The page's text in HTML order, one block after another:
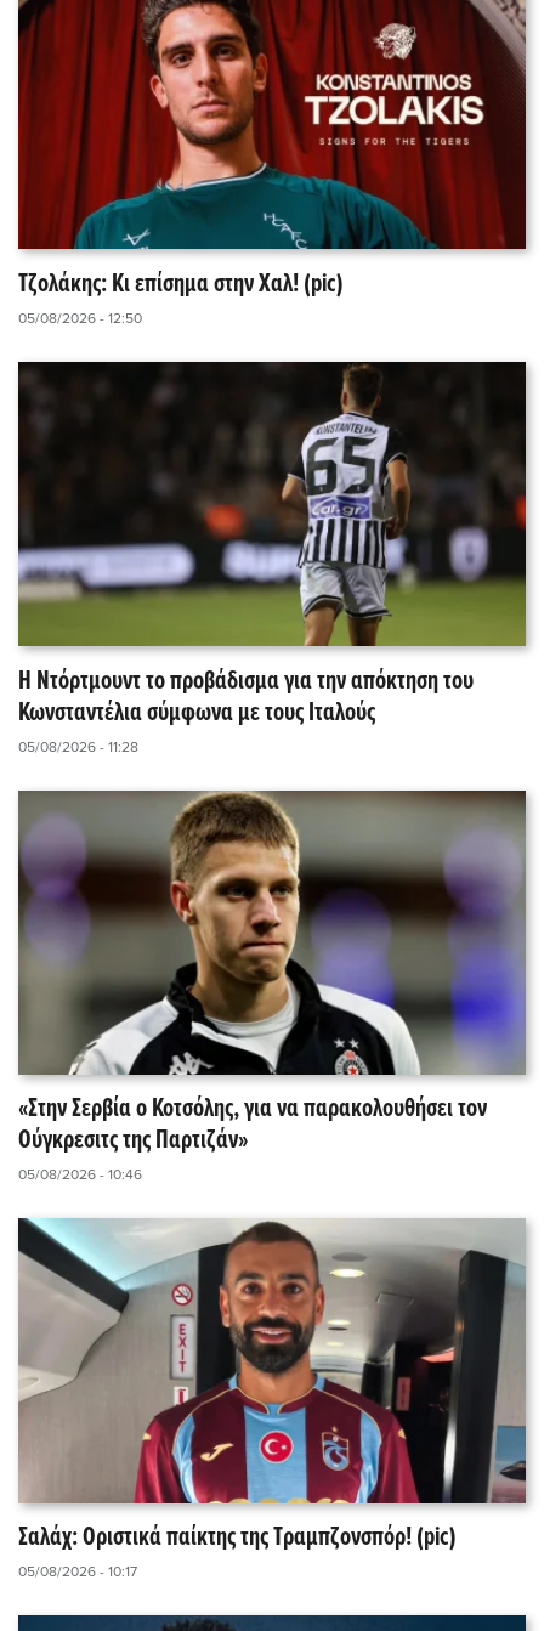
Τζολάκης: Κι επίσημα στην Χαλ! (pic)
05/08/2026 - 12:50
Η Ντόρτμουντ το προβάδισμα για την απόκτηση του
Κωνσταντέλια σύμφωνα με τους Ιταλούς
05/08/2026 - 11:28
«Στην Σερβία ο Κοτσόλης, για να παρακολουθήσει τον
Ούγκρεσιτς της Παρτιζάν»
05/08/2026 - 10:46
Σαλάχ: Οριστικά παίκτης της Τραμπζονσπόρ! (pic)
05/08/2026 - 10:17